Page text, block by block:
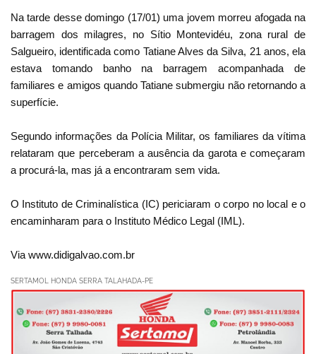
Na tarde desse domingo (17/01) uma jovem morreu afogada na
barragem dos milagres, no Sítio Montevidéu, zona rural de
Salgueiro, identificada como Tatiane Alves da Silva, 21 anos, ela
estava tomando banho na barragem acompanhada de
familiares e amigos quando Tatiane submergiu não retornando a
superfície.
Segundo informações da Polícia Militar, os familiares da vítima
relataram que perceberam a ausência da garota e começaram
a procurá-la, mas já a encontraram sem vida.
O Instituto de Criminalística (IC) periciaram o corpo no local e o
encaminharam para o Instituto Médico Legal (IML).
Via www.didigalvao.com.br
SERTAMOL HONDA SERRA TALAHADA-PE